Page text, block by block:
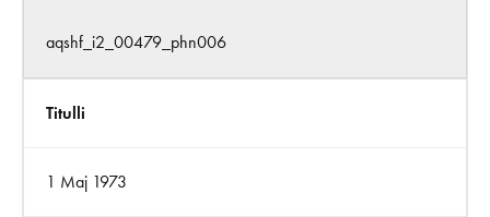
aqshf_i2_00479_phn006
Titulli
1 Maj 1973